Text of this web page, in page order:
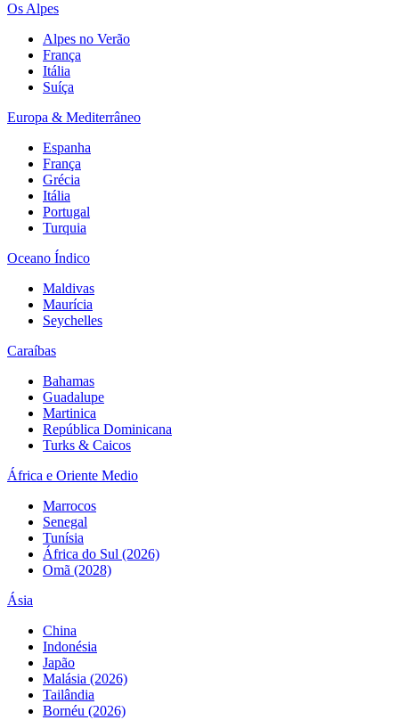
Os Alpes
Alpes no Verão
França
Itália
Suíça
Europa & Mediterrâneo
Espanha
França
Grécia
Itália
Portugal
Turquia
Oceano Índico
Maldivas
Maurícia
Seychelles
Caraíbas
Bahamas
Guadalupe
Martinica
República Dominicana
Turks & Caicos
África e Oriente Medio
Marrocos
Senegal
Tunísia
África do Sul (2026)
Omã (2028)
Ásia
China
Indonésia
Japão
Malásia (2026)
Tailândia
Bornéu (2026)